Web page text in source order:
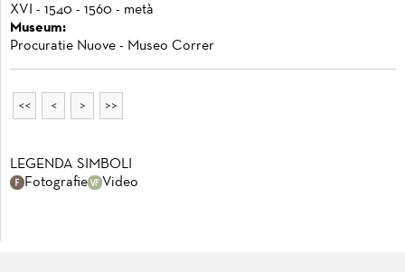
XVI - 1540 - 1560 - metà
Museum:
Procuratie Nuove - Museo Correr
<< < > >>
LEGENDA SIMBOLI
Fotografie
Video